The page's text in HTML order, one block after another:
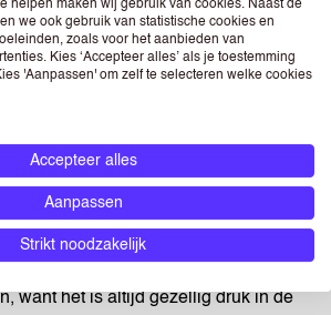
op hele flexibele uren. Zo kun
het jou goed uitkomt, en je
team! Elke dag is anders,
taken in de winkel waar je
want het is altijd gezellig druk in de
helpen maken wij gebruik van cookies. Naast de
we ook gebruik van statistische cookies en
zoals voor het aanbieden van
Kies ‘Accepteer alles’ als je toestemming
'Aanpassen' om zelf te selecteren welke cookies
Accepteer alles
Aanpassen
Strikt noodzakelijk